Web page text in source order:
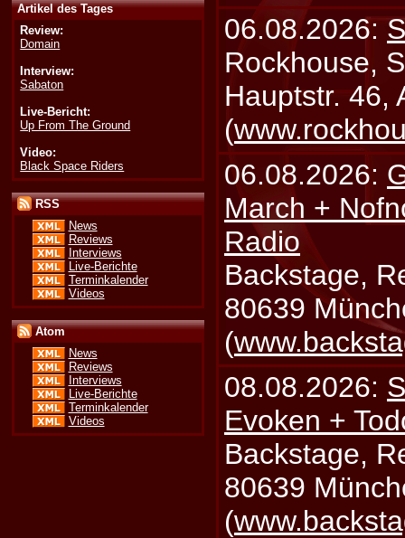
Artikel des Tages
Review:
Domain
Interview:
Sabaton
Live-Bericht:
Up From The Ground
Video:
Black Space Riders
RSS
News
Reviews
Interviews
Live-Berichte
Terminkalender
Videos
Atom
News
Reviews
Interviews
Live-Berichte
Terminkalender
Videos
06.08.2026:
Rockhouse,
Hauptstr. 46,
(
06.08.2026:
March +
Radio
Backstage,
80639
(
08.08.2026:
Evoken +
Backstage,
80639
(